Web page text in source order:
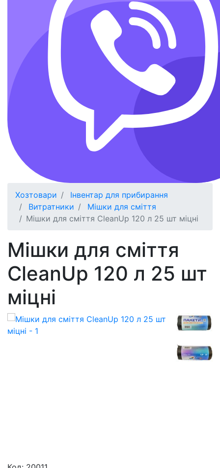
Хозтовари
Інвентар для прибирання
Витратники
Мішки для сміття
Мішки для сміття CleanUp 120 л 25 шт міцні
Мішки для сміття
CleanUp 120 л 25 шт
міцні